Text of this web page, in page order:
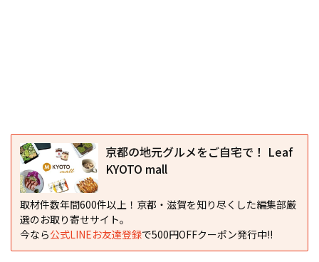
京都の地元グルメをご自宅で！ Leaf
KYOTO mall
取材件数年間600件以上！京都・滋賀を知り尽くした編集部厳
選のお取り寄せサイト。
今なら公式LINEお友達登録で500円OFFクーポン発行中!!